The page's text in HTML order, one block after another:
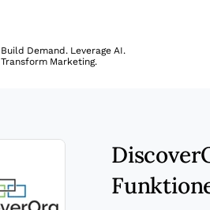
Build Demand. Leverage AI.
Transform Marketing.